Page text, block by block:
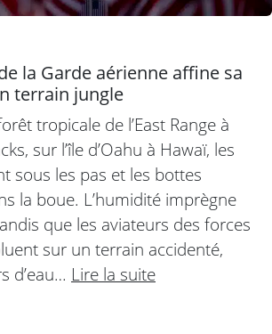
la Garde aérienne affine sa
terrain jungle
tropicale de l’East Range à
sur l’île d’Oahu à Hawaï, les
sous les pas et les bottes
la boue. L’humidité imprègne
que les aviateurs des forces
sur un terrain accidenté,
d’eau… Lire la suite